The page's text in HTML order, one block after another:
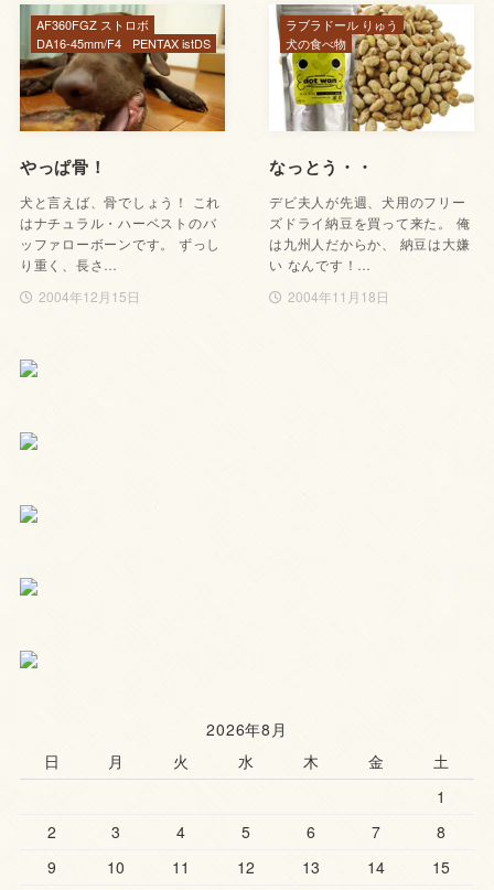
やっぱ骨！
犬と言えば、骨でしょう！ これ
はナチュラル・ハーベストのバ
ッファローボーンです。 ずっし
り重く、長さ…
2004年12月15日
AF360FGZ ストロボ
DA16-45mm/F4
PENTAX istDS
なっとう・・
デビ夫人が先週、犬用のフリー
ズドライ納豆を買って来た。 俺
は九州人だからか、 納豆は大嫌
い なんです！…
2004年11月18日
ラブラドール りゅう
犬の食べ物
2026年8月
日
月 火 水 木 金
土
1
2
3 4 5 6 7
8
9
10 11 12 13 14
15